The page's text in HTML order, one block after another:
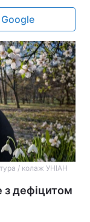
Google
/ колаж УНІАН
дефіцитом